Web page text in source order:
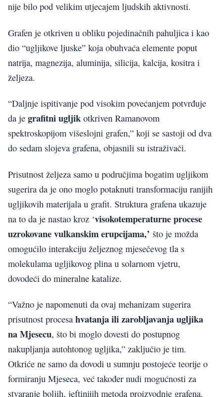
nije bilo pod velikim utjecajem ljudskih aktivnosti.
Grafen je otkriven u obliku pojedinačnih pahuljica i kao
dio “ugljikove ljuske” koja obuhvaća elemente poput
natrija, magnezija, aluminija, silicija, kalcija, kositra i
željeza.
“Daljnje ispitivanje pod visokim povećanjem potvrđuje
da je grafitni ugljik otkriven Ramanovom
spektroskopijom višeslojni grafen,” koji se sastoji od dva
do sedam slojeva grafena, objasnili su istraživači.
Prisutnost željeza samo u područjima bogatim ugljikom
sugerira da je ono moglo potaknuti transformaciju ranijih
ugljikovih materijala u grafit. Struktura grafena ukazuje
na to da je nastao kroz ‘visokotemperaturne procese
uzrokovane vulkanskim erupcijama,’ što je možda
omogućilo interakciju željeznog mjesečevog tla s
molekulama ugljikovog plina u solarnom vjetru,
dovodeći do mineralne katalize.
“Važno je napomenuti da ovaj mehanizam sugerira
prisutnost procesa hvatanja ili zarobljavanja ugljika
na Mjesecu, što bi moglo dovesti do postupnog
nakupljanja autohtonog ugljika,” zaključio je tim.
Otkriće ne samo da dovodi u sumnju postojeće teorije o
formiranju Mjeseca, već također nudi mogućnosti za
stvaranje boljih, jeftinijih metoda proizvodnje grafena.